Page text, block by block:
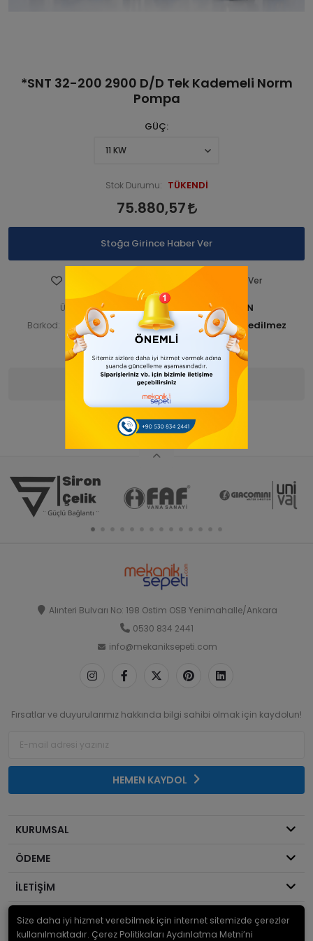
*SNT 32-200 2900 D/D Tek Kademeli Norm
Pompa
GÜÇ
Stok Durumu: TÜKENDİ
75.880,57
Stoğa Girince Haber Ver
Fiyatı Düşünce Haber Ver
Ürün Kodu: STNSNT290 00009-ANAÜRÜN
Barkod: STNSNT29000011 İade Bilgisi:
Ürün Bilgisi Yorumlar
Alınteri Bulvarı No: 198 Ostim OSB Yenimahalle/Ankara
0530 834 2441
info@mekaniksepeti.com
Fırsatlar ve duyurularımız hakkında bilgi sahibi olmak için kaydolun!
HEMEN KAYDOL
KURUMSAL
ÖDEME
İLETİŞİM
© 2026Mekanik Sepeti. Bir Serdaroğlu A.Ş markasıdır ve tüm hakları
saklıdır.
Size daha iyi hizmet verebilmek için internet sitemizde çerezler
kullanılmaktadır. Çerez Politikaları Aydınlatma Metni’ni